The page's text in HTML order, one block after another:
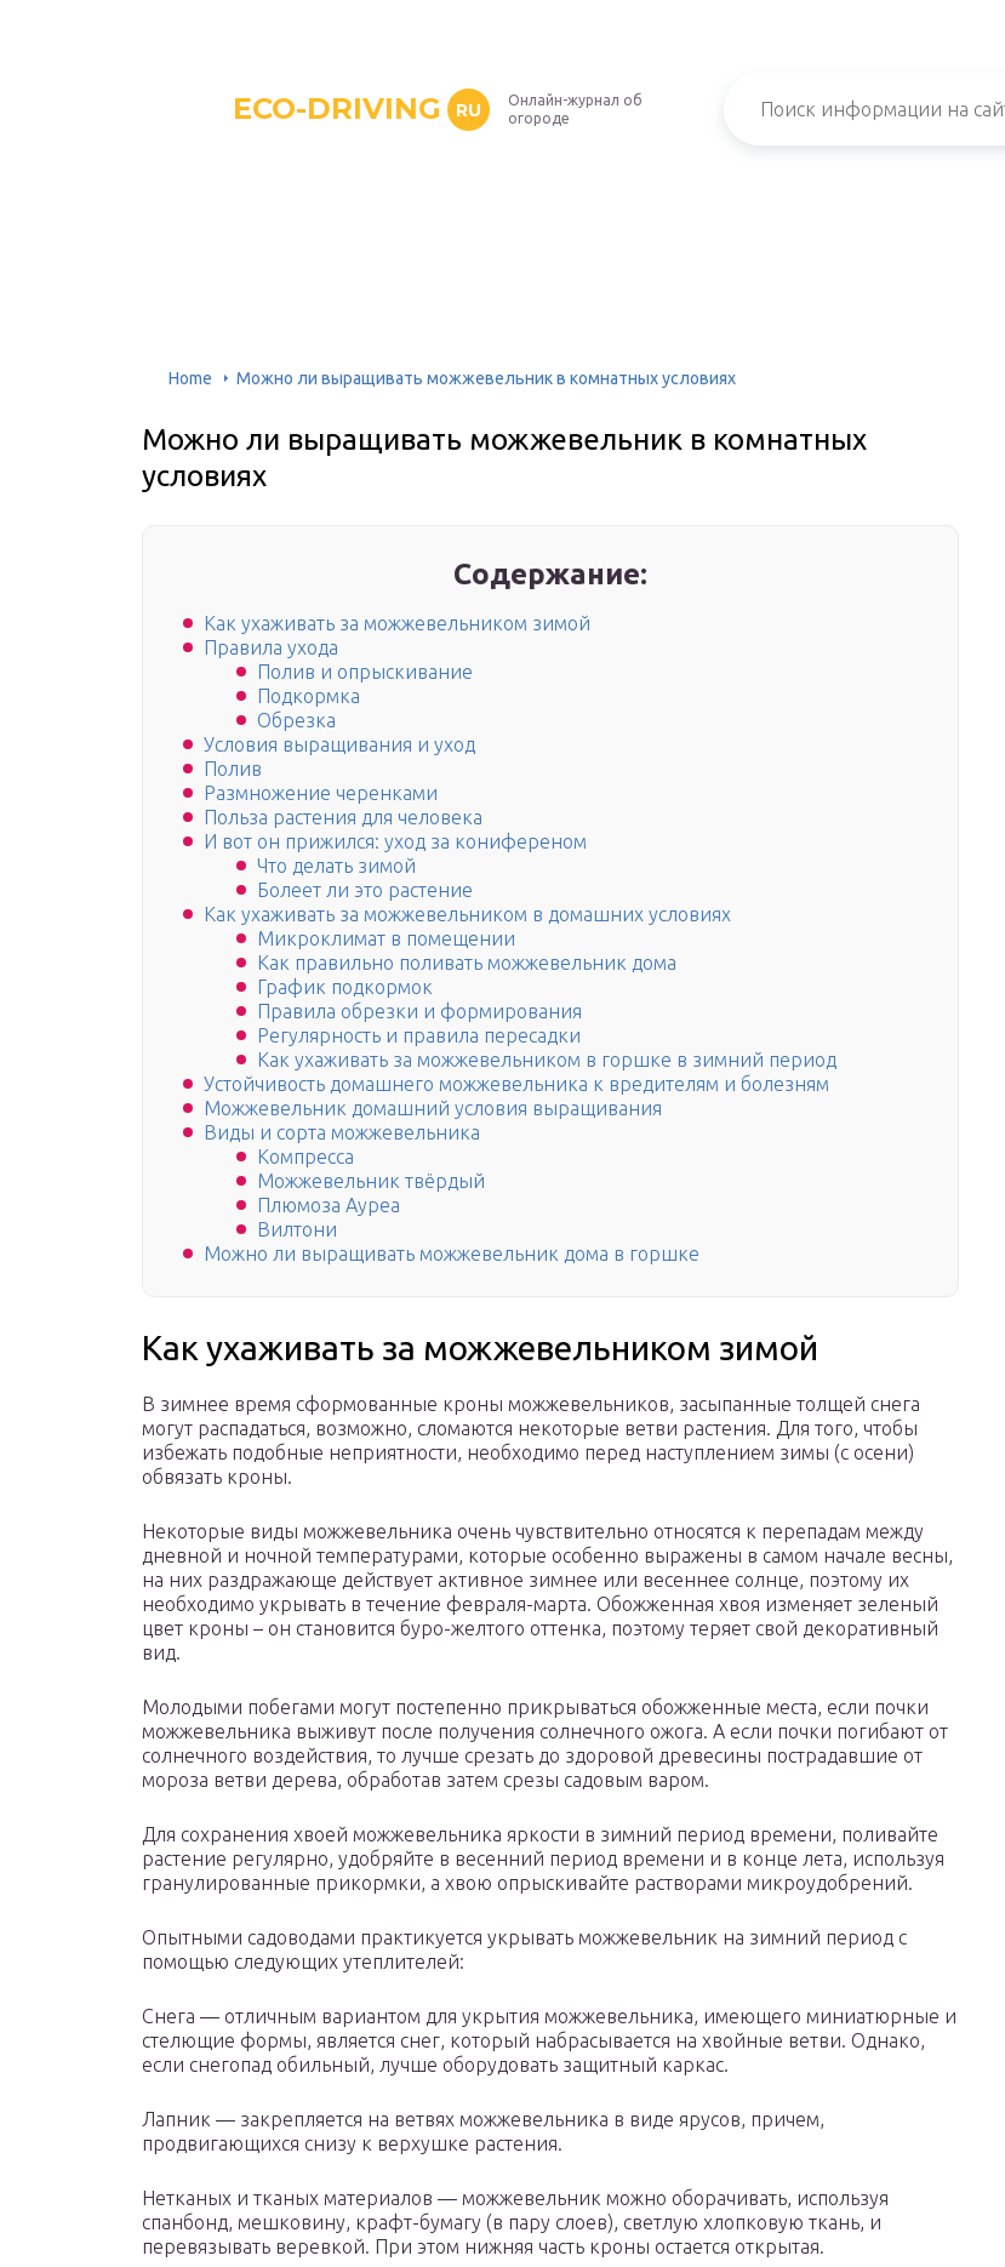
ECO-DRIVING RU
Онлайн-журнал об
огороде
Home Можно ли выращивать можжевельник в комнатных условиях
Можно ли выращивать можжевельник в комнатных
условиях
Содержание:
Как ухаживать за можжевельником зимой
Правила ухода
Полив и опрыскивание
Подкормка
Обрезка
Условия выращивания и уход
Полив
Размножение черенками
Польза растения для человека
И вот он прижился: уход за кониференом
Что делать зимой
Болеет ли это растение
Как ухаживать за можжевельником в домашних условиях
Микроклимат в помещении
Как правильно поливать можжевельник дома
График подкормок
Правила обрезки и формирования
Регулярность и правила пересадки
Как ухаживать за можжевельником в горшке в зимний период
Устойчивость домашнего можжевельника к вредителям и болезням
Можжевельник домашний условия выращивания
Виды и сорта можжевельника
Компресса
Можжевельник твёрдый
Плюмоза Ауреа
Вилтони
Можно ли выращивать можжевельник дома в горшке
Как ухаживать за можжевельником зимой
В зимнее время сформованные кроны можжевельников, засыпанные толщей снега
могут распадаться, возможно, сломаются некоторые ветви растения. Для того, чтобы
избежать подобные неприятности, необходимо перед наступлением зимы (с осени)
обвязать кроны.
Некоторые виды можжевельника очень чувствительно относятся к перепадам между
дневной и ночной температурами, которые особенно выражены в самом начале весны,
на них раздражающе действует активное зимнее или весеннее солнце, поэтому их
необходимо укрывать в течение февраля-марта. Обожженная хвоя изменяет зеленый
цвет кроны – он становится буро-желтого оттенка, поэтому теряет свой декоративный
вид.
Молодыми побегами могут постепенно прикрываться обожженные места, если почки
можжевельника выживут после получения солнечного ожога. А если почки погибают от
солнечного воздействия, то лучше срезать до здоровой древесины пострадавшие от
мороза ветви дерева, обработав затем срезы садовым варом.
Для сохранения хвоей можжевельника яркости в зимний период времени, поливайте
растение регулярно, удобряйте в весенний период времени и в конце лета, используя
гранулированные прикормки, а хвою опрыскивайте растворами микроудобрений.
Опытными садоводами практикуется укрывать можжевельник на зимний период с
помощью следующих утеплителей:
Снега — отличным вариантом для укрытия можжевельника, имеющего миниатюрные и
стелющие формы, является снег, который набрасывается на хвойные ветви. Однако,
если снегопад обильный, лучше оборудовать защитный каркас.
Лапник — закрепляется на ветвях можжевельника в виде ярусов, причем,
продвигающихся снизу к верхушке растения.
Нетканых и тканых материалов — можжевельник можно оборачивать, используя
спанбонд, мешковину, крафт-бумагу (в пару слоев), светлую хлопковую ткань, и
перевязывать веревкой. При этом нижняя часть кроны остается открытая.